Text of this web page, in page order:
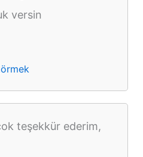
versin
teşekkür ederim,